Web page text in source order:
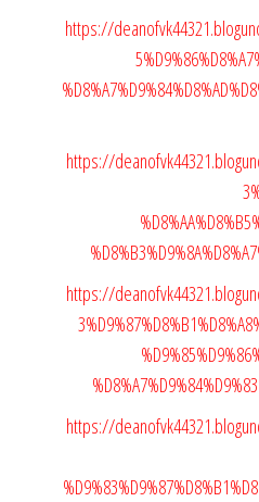
https://
https://
https://
https://